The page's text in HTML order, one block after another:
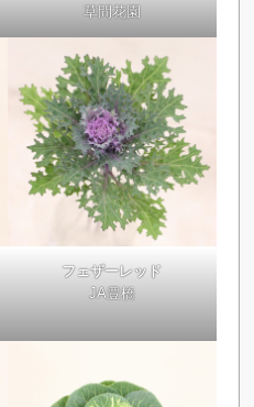
草間花園
フェザーレッド
JA豊橋